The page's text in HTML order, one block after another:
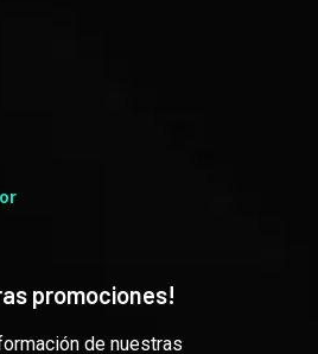
promociones!
de nuestras